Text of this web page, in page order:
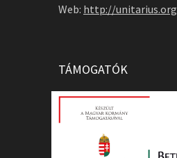
Web: http://unitarius.org
TÁMOGATÓK